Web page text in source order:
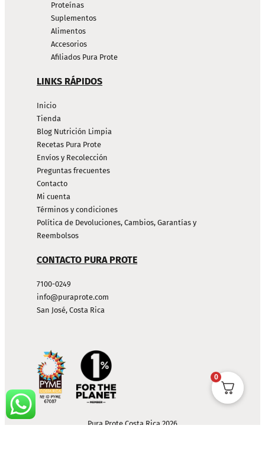
Proteínas
Suplementos
Alimentos
Accesorios
Afiliados Pura Prote
LINKS RÁPIDOS
Inicio
Tienda
Blog Nutrición Limpia
Recetas Pura Prote
Envíos y Recolección
Preguntas frecuentes
Contacto
Mi cuenta
Términos y condiciones
Política de Devoluciones, Cambios, Garantías y
Reembolsos
CONTACTO PURA PROTE
7100-0249
info@puraprote.com
San José, Costa Rica
Pura Prote Costa Rica 2026
0